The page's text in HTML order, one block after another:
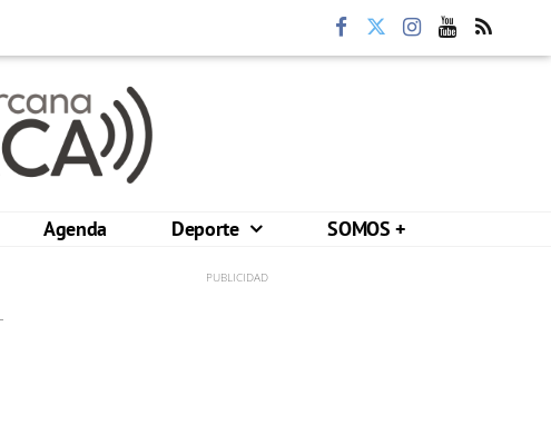
Agenda Deporte SOMOS +